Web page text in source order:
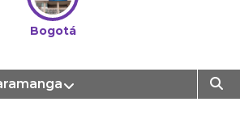
Bogotá